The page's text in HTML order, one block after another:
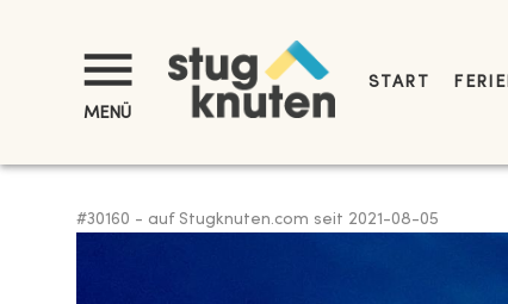
MENÜ
START
#30160 - auf Stugknuten.com seit 2021-08-05